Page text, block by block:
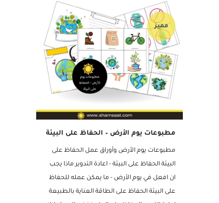
مطبوعات يوم الأرض – الحفاظ على البيئة
مميز
مطبوعات يوم الأرض وأوراق عمل الحفاظ على
البيئة الحفاظ على البيئة - اعادة التدوير ماذا يجب